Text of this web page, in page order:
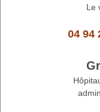
Le
04 94